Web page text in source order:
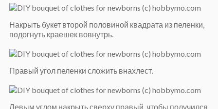
Накрыть букет второй половиной квадрата из пеленки,
подогнуть краешек вовнутрь.
Правый угол пеленки сложить внахлест.
Левым углом накрыть сверху правый, чтобы получился